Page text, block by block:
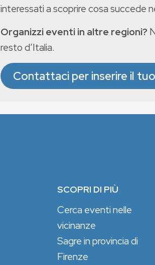
interessati a scoprire cosa succede
Organizzi eventi in altre regioni?
resto d’Italia.
Contattaci per inserire il
SCOPRI DI PIÙ
Cerca eventi nelle
vicinanze
Sagre in provincia di
Firenze